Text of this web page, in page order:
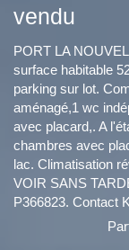
vendu
PORT LA
surface habitable
parking sur lot.
aménagé,1 wc
avec placard,. A
chambres avec
lac. Climatisation
VOIR SANS
P366823. Contact